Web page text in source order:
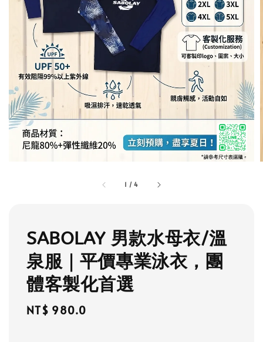
1 /4
SABOLAY 男款水母衣/溫
泉服｜平價專業泳衣，團
體客製化首選
Regular
NT$ 980.0